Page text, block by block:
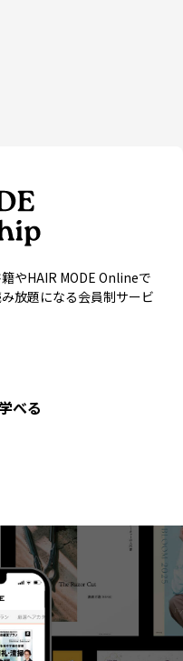
やHAIR MODE Onlineで
放題になる会員制サービ
べる